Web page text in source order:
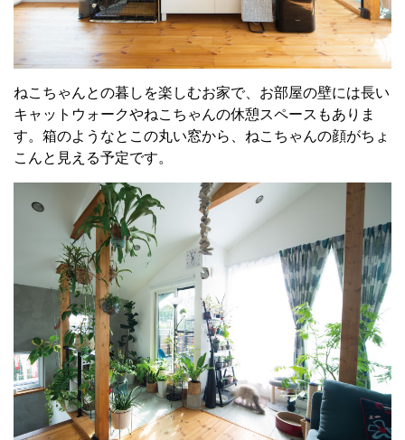
ねこちゃんとの暮しを楽しむお家で、お部屋の壁には長い
キャットウォークやねこちゃんの休憩スペースもありま
す。箱のようなとこの丸い窓から、ねこちゃんの顔がちょ
こんと見える予定です。